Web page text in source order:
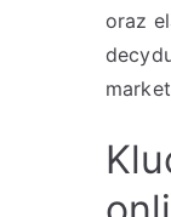
oraz